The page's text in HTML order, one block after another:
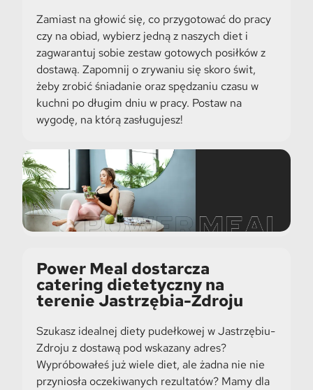
Zamiast na głowić się, co przygotować do pracy
czy na obiad, wybierz jedną z naszych diet i
zagwarantuj sobie zestaw gotowych posiłków z
dostawą. Zapomnij o zrywaniu się skoro świt,
żeby zrobić śniadanie oraz spędzaniu czasu w
kuchni po długim dniu w pracy. Postaw na
wygodę, na którą zasługujesz!
Power Meal dostarcza
catering dietetyczny na
terenie Jastrzębia-Zdroju
Szukasz idealnej diety pudełkowej w Jastrzębiu-
Zdroju z dostawą pod wskazany adres?
Wypróbowałeś już wiele diet, ale żadna nie nie
przyniosła oczekiwanych rezultatów? Mamy dla